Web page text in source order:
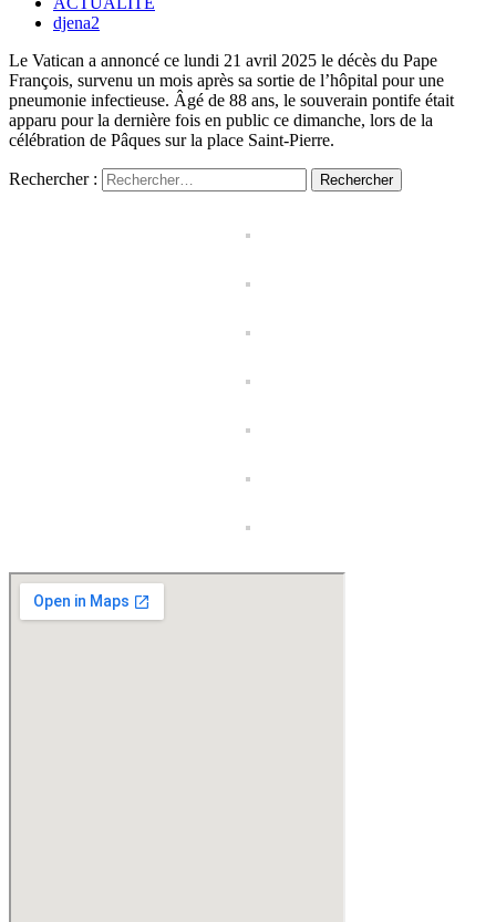
djena2
Le Vatican a annoncé ce lundi 21 avril 2025 le décès du Pape
François, survenu un mois après sa sortie de l’hôpital pour une
pneumonie infectieuse. Âgé de 88 ans, le souverain pontife était
apparu pour la dernière fois en public ce dimanche, lors de la
célébration de Pâques sur la place Saint-Pierre.
Rechercher :